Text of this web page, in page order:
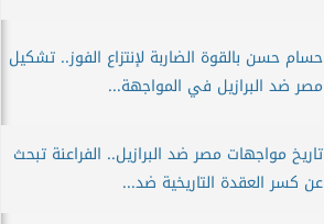
حسام حسن بالقوة الضاربة لإنتزاع الفوز.. تشكيل
مصر ضد البرازيل في المواجهة...
تاريخ مواجهات مصر ضد البرازيل.. الفراعنة تبحث
عن كسر العقدة التاريخية ضد...